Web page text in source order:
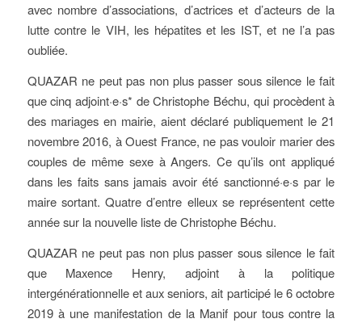
avec nombre d’associations, d’actrices et d’acteurs de la
lutte contre le VIH, les hépatites et les IST, et ne l’a pas
oubliée.
QUAZAR ne peut pas non plus passer sous silence le fait
que cinq adjoint·e·s* de Christophe Béchu, qui procèdent à
des mariages en mairie, aient déclaré publiquement le 21
novembre 2016, à Ouest France, ne pas vouloir marier des
couples de même sexe à Angers. Ce qu’ils ont appliqué
dans les faits sans jamais avoir été sanctionné·e·s par le
maire sortant. Quatre d’entre elleux se représentent cette
année sur la nouvelle liste de Christophe Béchu.
QUAZAR ne peut pas non plus passer sous silence le fait
que Maxence Henry, adjoint à la politique
intergénérationnelle et aux seniors, ait participé le 6 octobre
2019 à une manifestation de la Manif pour tous contre la